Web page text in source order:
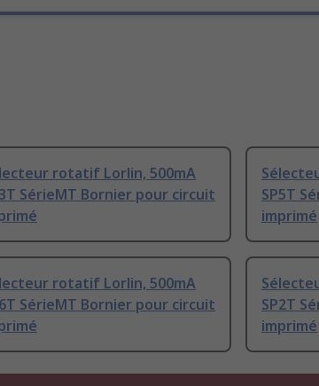
rotatif Lorlin, 500mA
SérieMT Bornier pour circuit
SP5T
imprimé
rotatif Lorlin, 500mA
SérieMT Bornier pour circuit
SP2T
imprimé